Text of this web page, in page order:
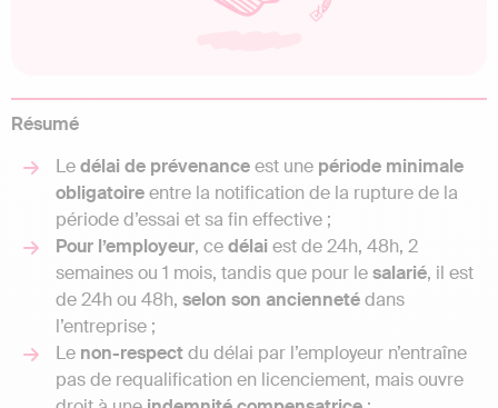
Résumé
Ledélai de prévenanceest une période minimale
obligatoireentre la notification de la rupture de la
période d’essai et sa fin effective ;
Pour l’employeur, cedélai est de 24h, 48h, 2
semaines ou 1 mois, tandis que pour lesalarié, il est
de 24h ou 48h, selon son anciennetédans
l’entreprise ;
Le non-respectdu délai par l’employeur n’entraîne
pas de requalification en licenciement, mais ouvre